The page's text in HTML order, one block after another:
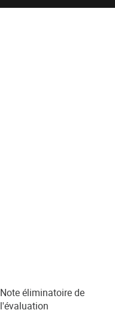
Note éliminatoire de
l'évaluation